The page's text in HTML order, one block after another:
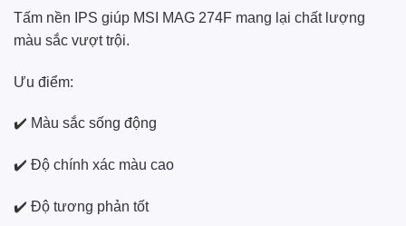
Tấm nền IPS giúp MSI MAG 274F mang lại chất lượng
màu sắc vượt trội.
Ưu điểm:
✔️ Màu sắc sống động
✔️ Độ chính xác màu cao
✔️ Độ tương phản tốt